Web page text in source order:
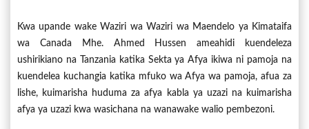
Kwa upande wake Waziri wa Waziri wa Maendelo ya Kimataifa
wa Canada Mhe. Ahmed Hussen ameahidi kuendeleza
ushirikiano na Tanzania katika Sekta ya Afya ikiwa ni pamoja na
kuendelea kuchangia katika mfuko wa Afya wa pamoja, afua za
lishe, kuimarisha huduma za afya kabla ya uzazi na kuimarisha
afya ya uzazi kwa wasichana na wanawake walio pembezoni.